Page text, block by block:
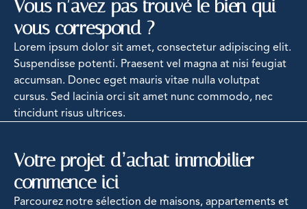
Vous n’avez pas trouvé le bien qui
vous correspond ?
Lorem ipsum dolor sit amet, consectetur adipiscing elit.
Suspendisse potenti. Praesent vel magna at nisi feugiat
accumsan. Donec eget mauris vitae nulla volutpat
cursus. Sed lacinia orci sit amet nunc commodo, nec
tincidunt risus ultrices.
Votre projet d’achat immobilier
commence ici
Parcourez notre sélection de maisons, appartements et